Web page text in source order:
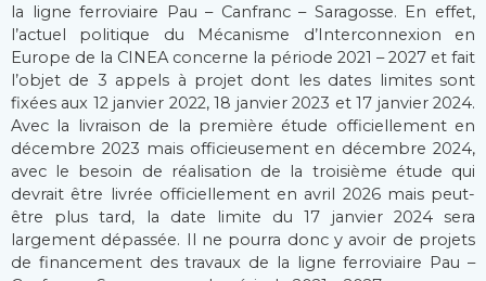
la ligne ferroviaire Pau – Canfranc – Saragosse. En effet,
l’actuel politique du Mécanisme d’Interconnexion en
Europe de la CINEA concerne la période 2021 – 2027 et fait
l’objet de 3 appels à projet dont les dates limites sont
fixées aux 12 janvier 2022, 18 janvier 2023 et 17 janvier 2024.
Avec la livraison de la première étude officiellement en
décembre 2023 mais officieusement en décembre 2024,
avec le besoin de réalisation de la troisième étude qui
devrait être livrée officiellement en avril 2026 mais peut-
être plus tard, la date limite du 17 janvier 2024 sera
largement dépassée. Il ne pourra donc y avoir de projets
de financement des travaux de la ligne ferroviaire Pau –